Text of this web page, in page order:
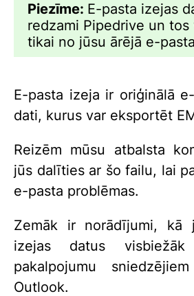
Piezīme: E-pasta izejas
redzami Pipedrive un
tikai no jūsu ārējā e-
E-pasta izeja ir oriģinālā
dati, kurus var eksportēt
Reizēm mūsu atbalsta
jūs dalīties ar šo failu, lai
e-pasta problēmas.
Zemāk ir norādījumi, kā
izejas datus visbiežāk
pakalpojumu
Outlook.